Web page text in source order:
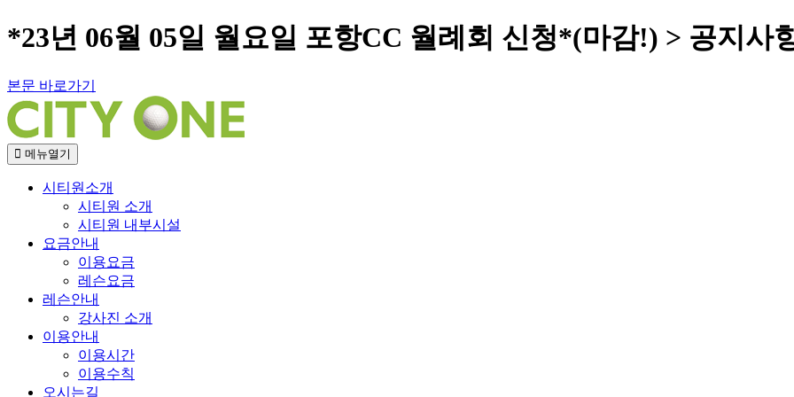
*23년 06월 05일 월요일 포항CC 월례회 신청*(마감!) > 공지사
본문 바로가기
메뉴열기
시티원소개
시티원 소개
시티원 내부시설
요금안내
이용요금
레슨요금
레슨안내
강사진 소개
이용안내
이용시간
이용수칙
오시는길